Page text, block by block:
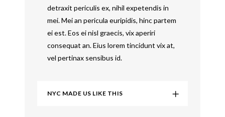
detraxit periculis ex, nihil expetendis in
mei. Mei an pericula euripidis, hinc partem
ei est. Eos ei nisl graecis, vix aperiri
consequat an. Eius lorem tincidunt vix at,
vel pertinax sensibus id.
NYC MADE US LIKE THIS